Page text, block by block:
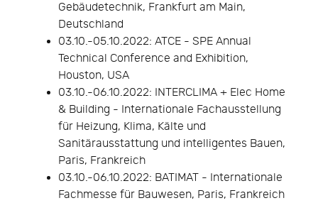
Gebäudetechnik, Frankfurt am Main,
Deutschland
03.10.-05.10.2022: ATCE - SPE Annual
Technical Conference and Exhibition,
Houston, USA
03.10.-06.10.2022: INTERCLIMA + Elec Home
& Building - Internationale Fachausstellung
für Heizung, Klima, Kälte und
Sanitärausstattung und intelligentes Bauen,
Paris, Frankreich
03.10.-06.10.2022: BATIMAT - Internationale
Fachmesse für Bauwesen, Paris, Frankreich